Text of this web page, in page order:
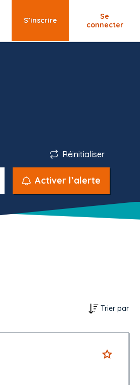
S’inscrire
Se
connecter
Réinitialiser
Activer l’alerte
Trier par